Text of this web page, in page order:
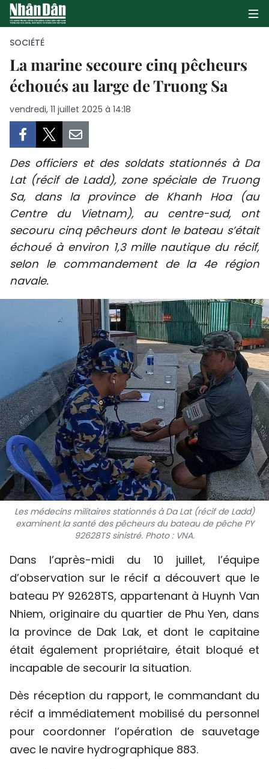
PAGE D'ACCUEIL
POLITIQUE
SOCIÉTÉ
CULTURE
TOURISME
ENVIRONNEMENT
FRANCOPHONIE
PAYS NATAL
INTERNATIONAL
MÉGASTORIE
INFOGRAPHIE
PHOTO
VIDÉO
À PROPOS DU "PEUPLE"
TIẾNG VIỆT
ENGLISH
中文
РУССКИЙ
ESPAÑOL
SOCIÉTÉ
La marine secoure cinq pêcheurs
échoués au large de Truong Sa
vendredi, 11 juillet 2025 à 14:18
Des officiers et des soldats stationnés à Da
Lat (récif de Ladd), zone spéciale de Truong
Sa, dans la province de Khanh Hoa (au
Centre du Vietnam), au centre-sud, ont
secouru cinq pêcheurs dont le bateau s’était
échoué à environ 1,3 mille nautique du récif,
selon le commandement de la 4e région
navale.
Les médecins militaires stationnés à Da Lat (récif de Ladd)
examinent la santé des pêcheurs du bateau de pêche PY
92628TS sinistré. Photo : VNA.
Dans l’après-midi du 10 juillet, l’équipe
d’observation sur le récif a découvert que le
bateau PY 92628TS, appartenant à Huynh Van
Nhiem, originaire du quartier de Phu Yen, dans
la province de Dak Lak, et dont le capitaine
était également propriétaire, était bloqué et
incapable de secourir la situation.
Dès réception du rapport, le commandant du
récif a immédiatement mobilisé du personnel
pour coordonner l’opération de sauvetage
avec le navire hydrographique 883.